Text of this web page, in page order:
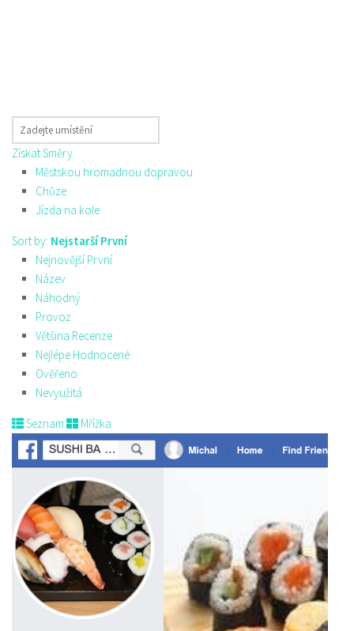
Získat Směry
Městskou hromadnou dopravou
Chůze
Jízda na kole
Sort by: Nejstarší První
Nejnovější První
Název
Náhodný
Provoz
Většina Recenze
Nejlépe Hodnocené
Ověřeno
Nevyužitá
Seznam Mřížka